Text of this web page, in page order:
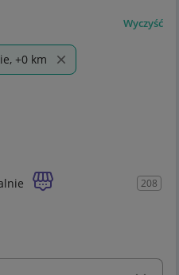
Wyczyść
+0 km
208